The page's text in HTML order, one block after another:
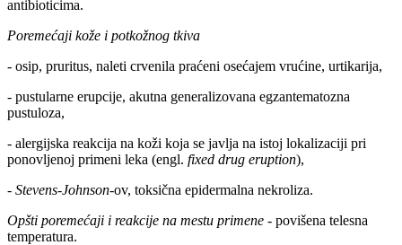
antibioticima.
Poremećaji kože i potkožnog tkiva
- osip, pruritus, naleti crvenila praćeni osećajem vrućine, urtikarija,
- pustularne erupcije, akutna generalizovana egzantematozna
pustuloza,
- alergijska reakcija na koži koja se javlja na istoj lokalizaciji pri
ponovljenoj primeni leka (engl. fixed drug eruption),
- Stevens-Johnson-ov, toksična epidermalna nekroliza.
Opšti poremećaji i reakcije na mestu primene - povišena telesna
temperatura.